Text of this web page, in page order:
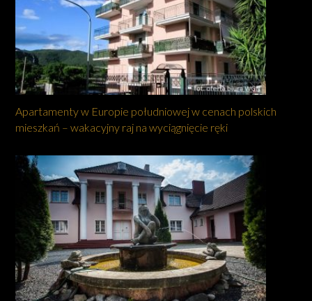
Apartamenty w Europie południowej w cenach polskich
mieszkań – wakacyjny raj na wyciągnięcie ręki